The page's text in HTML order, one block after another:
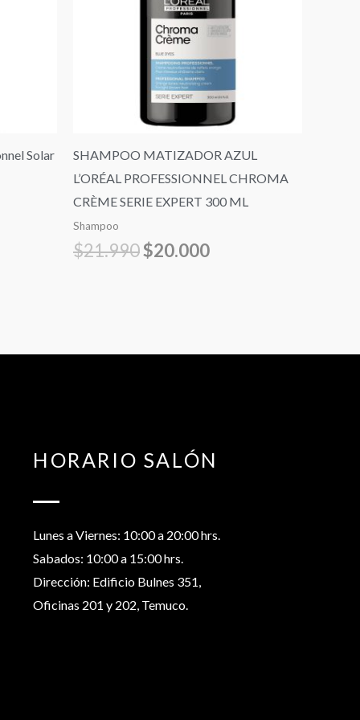
Solar
SHAMPOO MATIZADOR AZUL
L’ORÉAL PROFESSIONNEL CHROMA
CRÈME SERIE EXPERT 300 ML
Shampoo
$21.990
$21.990.
$20.000
$20.000.
HORARIO SALÓN
Lunes a Viernes: 10:00 a 20:00 hrs.
Sabados: 10:00 a 15:00 hrs.
Dirección: Edificio Bulnes 351,
Oficinas 201 y 202, Temuco.